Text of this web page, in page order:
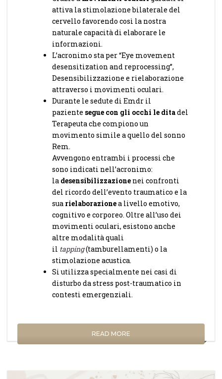
attiva la stimolazione bilaterale del
cervello favorendo così la nostra
naturale capacità di elaborare le
informazioni.
L’acronimo sta per “Eye movement
desensitization and reprocessing”,
Desensibilizzazione e rielaborazione
attraverso i movimenti oculari.
Durante le sedute di Emdr il
paziente segue con gli occhi le ditadel
Terapeuta che compiono un
movimento simile a quello del sonno
Rem.
Avvengono entrambi i processi che
sono indicati nell’acronimo:
la desensibilizzazione nei confronti
del ricordo dell’evento traumatico e la
sua rielaborazionea livello emotivo,
cognitivo e corporeo. Oltre all’uso dei
movimenti oculari, esistono anche
altre modalità quali
il tapping(tamburellamenti) o la
stimolazione acustica.
Si utilizza specialmente nei casi di
disturbo da stress post-traumatico in
contesti emergenziali.
READ MORE